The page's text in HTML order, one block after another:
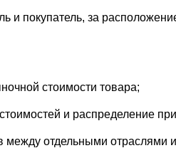
и покупатель, за
стоимости товара;
и распределение
между отдельными отраслями